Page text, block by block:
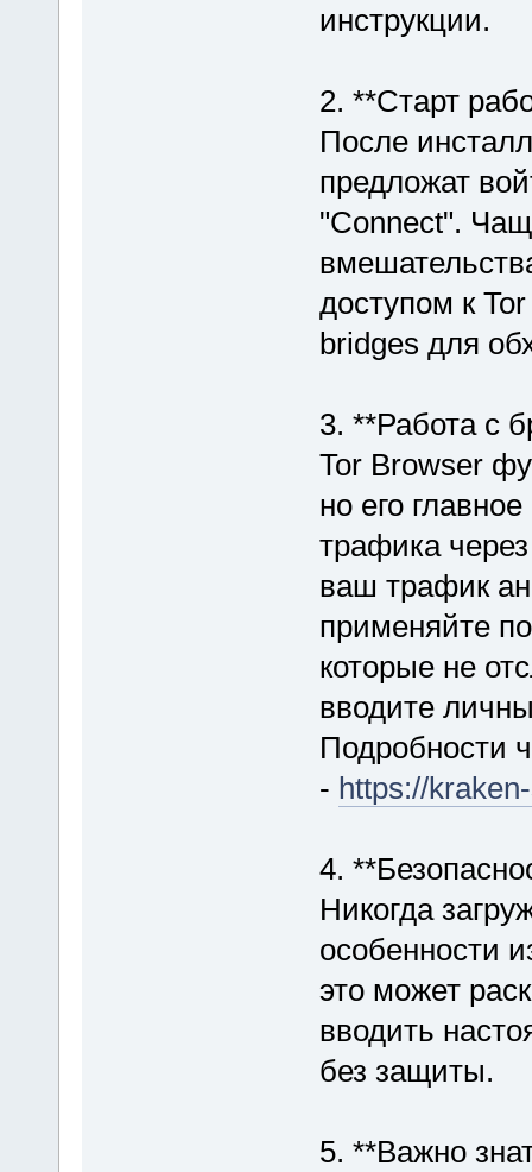
инструкции.
2. **Старт
После
предложат
"Connect".
доступом к
bridges для
3. **Работа с
Tor Browser
но его
трафика
ваш трафик
применяйте
которые не
вводите
Подробности
- https://
4.
Никогда
особенности
это может
вводить
без защиты.
5. **Важно